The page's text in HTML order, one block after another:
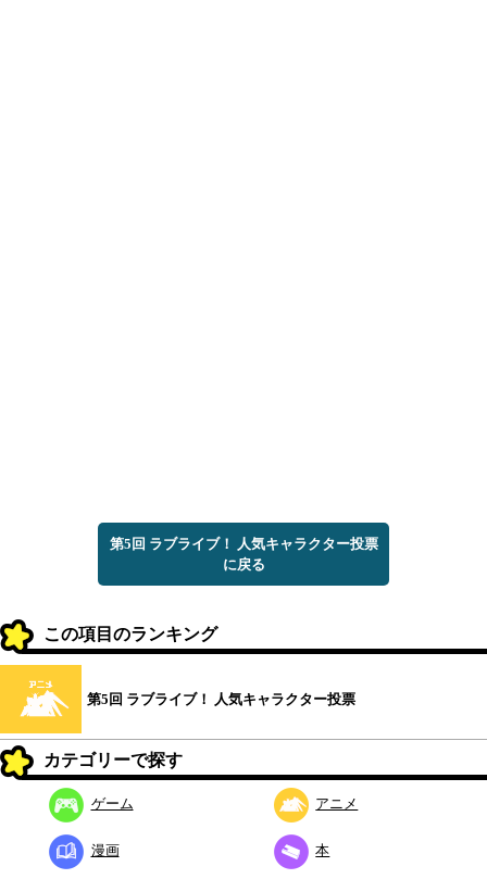
第5回 ラブライブ！ 人気キャラクター投票
に戻る
この項目のランキング
第5回 ラブライブ！ 人気キャラクター投票
カテゴリーで探す
ゲーム アニメ
漫画 本